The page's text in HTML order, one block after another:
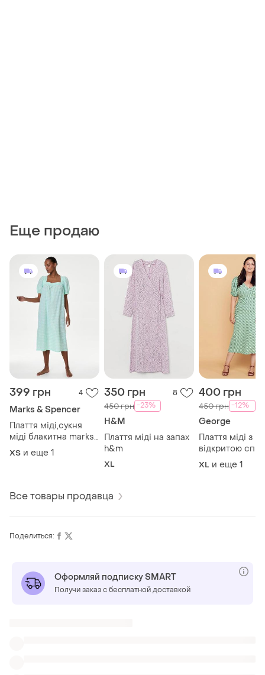
Еще продаю
399 грн 4
Marks & Spencer
Плаття міді,сукня
міді блакитна marks
spenser
ХS и еще 1
350 грн 8
450 грн -23%
H&M
Плаття міді на запах
h&m
XL
400 грн
450 грн -12%
George
Плаття міді з
відкритою
george
XL и еще 1
Все товары продавца
Поделиться:
Оформляй подписку SMART
Получи заказ с бесплатной доставкой